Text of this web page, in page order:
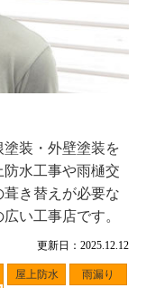
更新日：2025.12.12
屋上防水 雨漏り
装・外壁塗装を
水工事や雨樋交
き替えが必要な
い工事店です。